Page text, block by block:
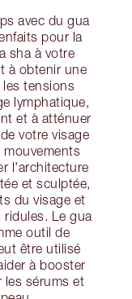
avec du gua
pour la
sha à votre
à obtenir une
les tensions
lymphatique,
et à atténuer
votre visage
mouvements
l'architecture
et sculptée,
du visage et
ridules. Le gua
outil de
être utilisé
à booster
les sérums et